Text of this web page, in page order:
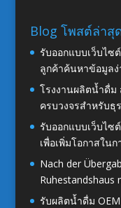
Blog โพสต์ล่าสุ
รับออกแบบเว็บไซ
ลูกค้าค้นหาข้อมูลง่
โรงงานผลิตน้ำดื่ม
ครบวงจรสำหรับธุ
รับออกแบบเว็บไซ
เพื่อเพิ่มโอกาสใน
Nach der
Ruhestandshaus
รับผลิตน้ำดื่ม